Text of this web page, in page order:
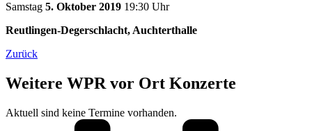
Samstag 5. Oktober 2019 19:30 Uhr
Reutlingen-Degerschlacht, Auchterthalle
Zurück
Weitere WPR vor Ort Konzerte
Aktuell sind keine Termine vorhanden.